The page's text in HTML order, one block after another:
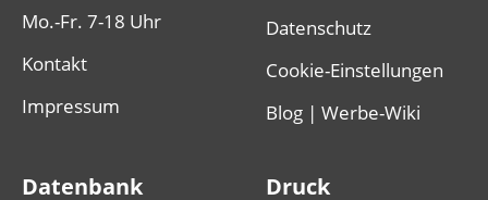
Mo.-Fr. 7-18 Uhr
Kontakt
Impressum
Datenschutz
Cookie-Einstellungen
Blog | Werbe-Wiki
Datenbank Druck